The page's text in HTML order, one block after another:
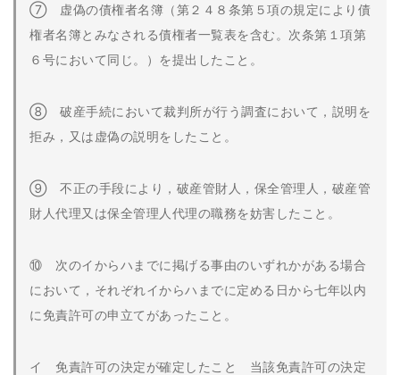
⑦ 虚偽の債権者名簿（第２４８条第５項の規定により債
権者名簿とみなされる債権者一覧表を含む。次条第１項第
６号において同じ。）を提出したこと。
⑧ 破産手続において裁判所が行う調査において，説明を
拒み，又は虚偽の説明をしたこと。
⑨ 不正の手段により，破産管財人，保全管理人，破産管
財人代理又は保全管理人代理の職務を妨害したこと。
⑩ 次のイからハまでに掲げる事由のいずれかがある場合
において，それぞれイからハまでに定める日から七年以内
に免責許可の申立てがあったこと。
イ 免責許可の決定が確定したこと 当該免責許可の決定